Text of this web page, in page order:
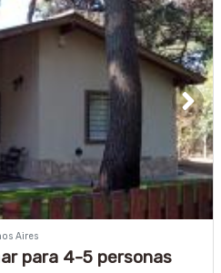
Aires
para 4-5 personas